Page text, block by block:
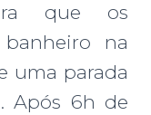
que os
banheiro na
uma parada
Após 6h de